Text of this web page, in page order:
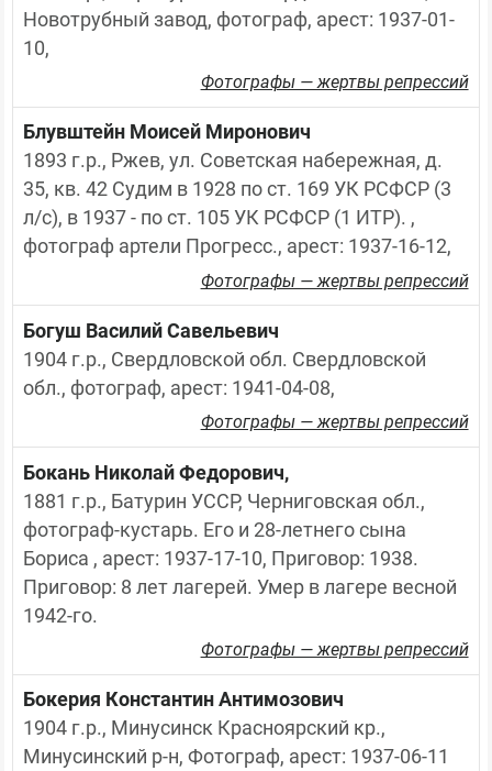
Новотрубный завод, фотограф, арест: 1937-01-
10,
Фотографы — жертвы репрессий
Блувштейн Моисей Миронович
1893 г.р., Ржев, ул. Советская набережная, д.
35, кв. 42 Судим в 1928 по ст. 169 УК РСФСР (3
л/с), в 1937 - по ст. 105 УК РСФСР (1 ИТР). ,
фотограф артели Прогресс., арест: 1937-16-12,
Фотографы — жертвы репрессий
Богуш Василий Савельевич
1904 г.р., Свердловской обл. Свердловской
обл., фотограф, арест: 1941-04-08,
Фотографы — жертвы репрессий
Бокань Николай Федорович,
1881 г.р., Батурин УССР, Черниговская обл.,
фотограф-кустарь. Его и 28-летнего сына
Бориса , арест: 1937-17-10, Приговор: 1938.
Приговор: 8 лет лагерей. Умер в лагере весной
1942-го.
Фотографы — жертвы репрессий
Бокерия Константин Антимозович
1904 г.р., Минусинск Красноярский кр.,
Минусинский р-н, Фотограф, арест: 1937-06-11